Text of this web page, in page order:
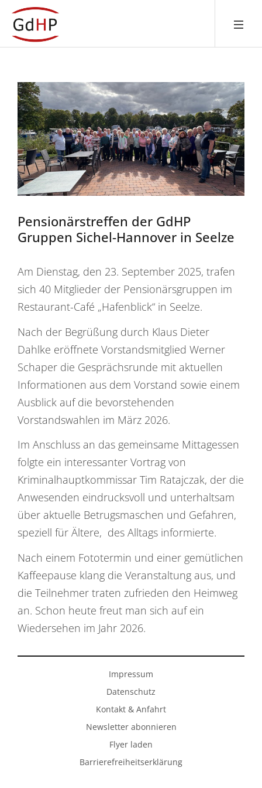
Pensionärstreffen der GdHP
Gruppen Sichel-Hannover in Seelze
Am Dienstag, den 23. September 2025, trafen
sich 40 Mitglieder der Pensionärsgruppen im
Restaurant-Café „Hafenblick“ in Seelze.
Nach der Begrüßung durch Klaus Dieter
Dahlke eröffnete Vorstandsmitglied Werner
Schaper die Gesprächsrunde mit aktuellen
Informationen aus dem Vorstand sowie einem
Ausblick auf die bevorstehenden
Vorstandswahlen im März 2026.
Im Anschluss an das gemeinsame Mittagessen
folgte ein interessanter Vortrag von
Kriminalhauptkommissar Tim Ratajczak, der die
Anwesenden eindrucksvoll und unterhaltsam
über aktuelle Betrugsmaschen und Gefahren,
speziell für Ältere, des Alltags informierte.
Nach einem Fototermin und einer gemütlichen
Kaffeepause klang die Veranstaltung aus, und
die Teilnehmer traten zufrieden den Heimweg
an. Schon heute freut man sich auf ein
Wiedersehen im Jahr 2026.
Impressum
Datenschutz
Kontakt & Anfahrt
Newsletter abonnieren
Flyer laden
Barrierefreiheitserklärung